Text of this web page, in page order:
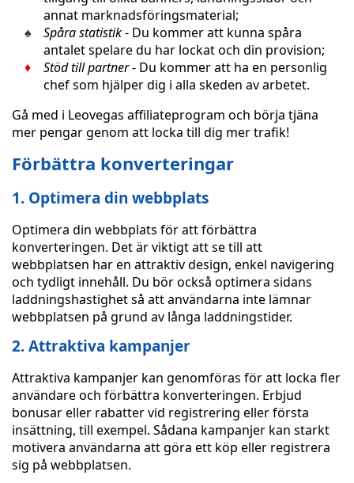
annat marknadsföringsmaterial;
Spåra statistik- Du kommer att kunna spåra
antalet spelare du har lockat och din provision;
Stöd till partner- Du kommer att ha en personlig
chef som hjälper dig i alla skeden av arbetet.
Gå med i Leovegas affiliateprogram och börja tjäna
mer pengar genom att locka till dig mer trafik!
Förbättra konverteringar
1. Optimera din webbplats
Optimera din webbplats för att förbättra
konverteringen. Det är viktigt att se till att
webbplatsen har en attraktiv design, enkel navigering
och tydligt innehåll. Du bör också optimera sidans
laddningshastighet så att användarna inte lämnar
webbplatsen på grund av långa laddningstider.
2. Attraktiva kampanjer
Attraktiva kampanjer kan genomföras för att locka fler
användare och förbättra konverteringen. Erbjud
bonusar eller rabatter vid registrering eller första
insättning, till exempel. Sådana kampanjer kan starkt
motivera användarna att göra ett köp eller registrera
sig på webbplatsen.